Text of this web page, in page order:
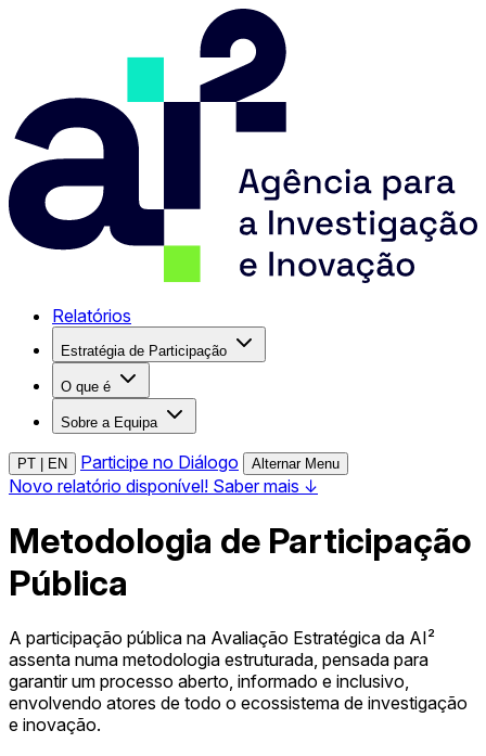
Relatórios
Estratégia de Participação
O que é
Sobre a Equipa
PT | EN Participe no Diálogo Alternar Menu
Novo relatório disponível! Saber mais ↓
Metodologia de Participação
Pública
A participação pública na Avaliação Estratégica da AI²
assenta numa metodologia estruturada, pensada para
garantir um processo aberto, informado e inclusivo,
envolvendo atores de todo o ecossistema de investigação
e inovação.